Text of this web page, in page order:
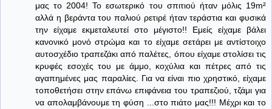
μας το 2004! Το εσωτερικό του σπιτιού ήταν μόλις 19m²
αλλά η βεράντα του παλιού ρετιρέ ήταν τεράστια και φυσικά
την είχαμε εκμεταλευτεί στο μέγιστο!! Εμείς είχαμε βάλει
κανονικό μονό στρώμα και το είχαμε σετάρει με αντίστοιχο
αυτοσχέδιο τραπεζάκι από παλέτες, όπου είχαμε στολίσει τις
κρυφές εσοχές του με άμμο, κοχύλια και πέτρες από τις
αγαπημένες μας παραλίες. Για να είναι πιο χρηστικό, είχαμε
τοποθετήσει στην επάνω επιφάνεια του τραπεζιού, τζάμι για
να απολαμβάνουμε τη φύση ...στο πιάτο μας!!! Μέχρι και το